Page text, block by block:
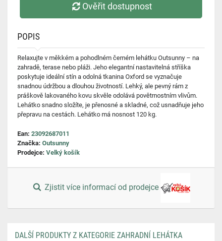
Ověřit dostupnost
POPIS
Relaxujte v měkkém a pohodlném černém lehátku Outsunny – na
zahradě, terase nebo pláži. Jeho elegantní nastavitelná stříška
poskytuje ideální stín a odolná tkanina Oxford se vyznačuje
snadnou údržbou a dlouhou životností. Lehký, ale pevný rám z
práškově lakovaného kovu skvěle odolává povětrnostním vlivům.
Lehátko snadno složíte, je přenosné a skladné, což usnadňuje jeho
přepravu na cestách. Lehátko má nosnost 120 kg.
Ean: 23092687011
Značka: Outsunny
Prodejce: Velký košík
Zjistit více informací od prodejce
DALŠÍ PRODUKTY Z KATEGORIE ZAHRADNÍ LEHÁTKA